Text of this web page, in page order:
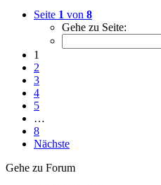
Seite 1 von 8
Gehe zu Seite:
1
2
3
4
5
…
8
Nächste
Gehe zu Forum